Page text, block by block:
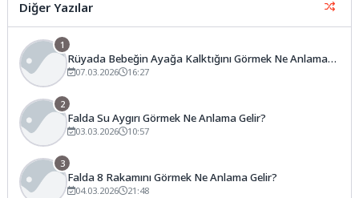
Diğer Yazılar
1
Rüyada Bebeğin Ayağa Kalktığını Görmek Ne Anlama
Gelir?
07.03.2026 16:27
2
Falda Su Aygırı Görmek Ne Anlama Gelir?
03.03.2026 10:57
3
Falda 8 Rakamını Görmek Ne Anlama Gelir?
04.03.2026 21:48